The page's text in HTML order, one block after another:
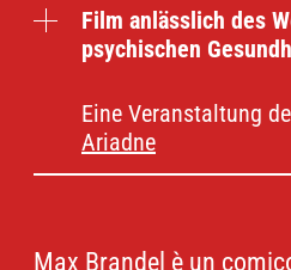
Film anlässlich des
psychischen
Eine Veranstaltung
Ariadne
Max Brandel è un